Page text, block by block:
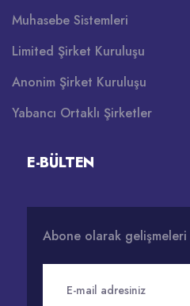
Muhasebe Sistemleri
Limited Şirket Kuruluşu
Anonim Şirket Kuruluşu
Yabancı Ortaklı Şirketler
E-BÜLTEN
Abone olarak